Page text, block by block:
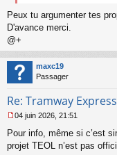
l
u
Peux tu argumenter tes
D'avance merci.
@+
maxc19
Passager
Re: Tramway
e
s
04 juin 2026, 21:51
Pour info, même si c’est
projet TEOL n’est pas